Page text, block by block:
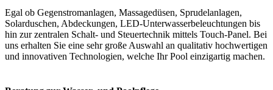
Egal ob Gegenstromanlagen, Massagedüsen, Sprudelanlagen,
Solarduschen, Abdeckungen, LED-Unterwasserbeleuchtungen bis
hin zur zentralen Schalt- und Steuertechnik mittels Touch-Panel. Bei
uns erhalten Sie eine sehr große Auswahl an qualitativ hochwertigen
und innovativen Technologien, welche Ihr Pool einzigartig machen.